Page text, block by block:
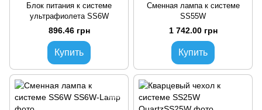
Блок питания к системе
ультрафиолета SS6W
896.46 грн
Купить
Сменная лампа к системе
SS55W
1 742.00 грн
Купить